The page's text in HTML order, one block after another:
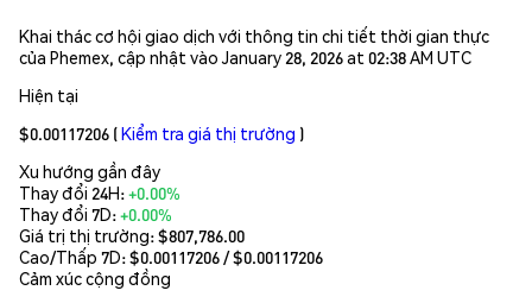
Khai thác cơ hội giao dịch với thông tin chi tiết thời gian thực
của Phemex, cập nhật vào January 28, 2026 at 02:38 AM UTC
Hiện tại
$0.00117206 (Kiểm tra giá thị trường )
Xu hướng gần đây
Thay đổi 24H:+0.00%
Thay đổi 7D:+0.00%
Giá trị thị trường:$807,786.00
Cao/Thấp 7D: $0.00117206/ $0.00117206
Cảm xúc cộng đồng